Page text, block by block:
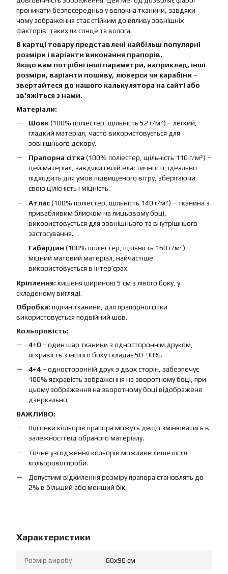
проникати безпосередньо у волокна тканини, завдяки
чому зображення стає стійким до впливу зовнішніх
факторів, таких як сонце та волога.
В картці товару представлені найбільш популярні
розміри і варіанти виконання прапорів.
Якщо вам потрібні інші параметри, наприклад, інші
розміри, варіанти пошиву, люверси чи карабіни –
звертайтеся до нашого калькулятора на сайті або
зв'яжіться з нами.
Матеріали:
Шовк(100% поліестер, щільність 52 г/м²) – легкий,
гладкий матеріал, часто використовується для
зовнішнього декору.
Прапорна сітка (100% поліестер, щільність 110 г/м²) –
цей матеріал, завдяки своїй еластичності, ідеально
підходить для умов підвищеного вітру, зберігаючи
свою цілісність і міцність.
Атлас(100% поліестер, щільність 140 г/м²) – тканина з
привабливим блиском на лицьовому боці,
використовується для зовнішнього та внутрішнього
застосування.
Габардин (100% поліестер, щільність 160 г/м²) –
міцний матовий матеріал, найчастіше
використовується в інтер’єрах.
Кріплення: кишеня шириною 5 см з лівого боку, у
складеному вигляді.
Обробка: підгин тканини, для прапорної сітки
використовується подвійний шов.
Кольоровість:
4+0 – один шар тканини з одностороннім друком,
яскравість з іншого боку складає 50-90%.
4+4 – односторонній друк з двох сторін, забезпечує
100% яскравість зображення на зворотному боці, при
цьому зображення на зворотному боці відображене
дзеркально.
ВАЖЛИВО:
Відтінки кольорів прапора можуть дещо змінюватись в
залежності від обраного матеріалу.
Точне узгодження кольорів можливе лише після
кольорової проби.
Допустимі відхилення розміру прапора становлять до
2% в більший або менший бік.
Характеристики
Розмір виробу 60х90 см